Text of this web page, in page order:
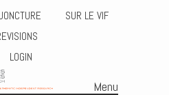
SUR LE VIF
LOGIN
Menu